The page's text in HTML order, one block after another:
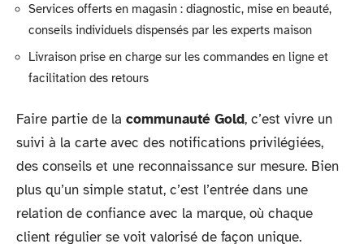
Services offerts en magasin : diagnostic, mise en beauté,
conseils individuels dispensés par les experts maison
Livraison prise en charge sur les commandes en ligne et
facilitation des retours
Faire partie de la communauté Gold, c’est vivre un
suivi à la carte avec des notifications privilégiées,
des conseils et une reconnaissance sur mesure. Bien
plus qu’un simple statut, c’est l’entrée dans une
relation de confiance avec la marque, où chaque
client régulier se voit valorisé de façon unique.